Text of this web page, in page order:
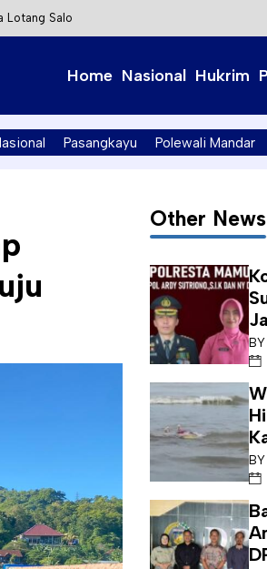
Lotang Salo
Ilegal
Home Nasional Hukrim
Pasangkayu Polewali Mandar
Other News
BY
BY